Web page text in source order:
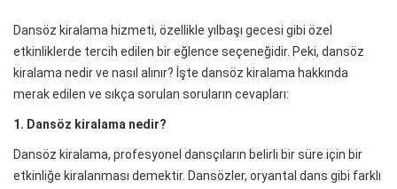
Dansöz kiralama hizmeti, özellikle yılbaşı gecesi gibi özel
etkinliklerde tercih edilen bir eğlence seçeneğidir. Peki, dansöz
kiralama nedir ve nasıl alınır? İşte dansöz kiralama hakkında
merak edilen ve sıkça sorulan soruların cevapları:
1. Dansöz kiralama nedir?
Dansöz kiralama, profesyonel dansçıların belirli bir süre için bir
etkinliğe kiralanması demektir. Dansözler, oryantal dans gibi farklı